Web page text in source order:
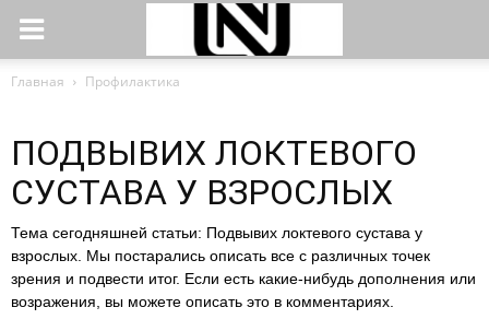
Главная Профилактика
ПОДВЫВИХ ЛОКТЕВОГО
СУСТАВА У ВЗРОСЛЫХ
Тема сегодняшней статьи: Подвывих локтевого сустава у
взрослых. Мы постарались описать все с различных точек
зрения и подвести итог. Если есть какие-нибудь дополнения или
возражения, вы можете описать это в комментариях.